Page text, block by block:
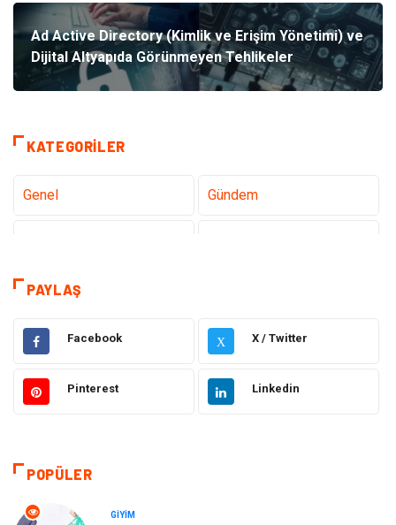
Ad Active Directory (Kimlik ve Erişim Yönetimi) ve
Dijital Altyapıda Görünmeyen Tehlikeler
KATEGORILER
Genel Gündem
Sağlık
Elektrik Elektronik Gıda
Giyim Ulaşım ve Taşımacılık
Alışveriş
Otomotiv
PAYLAŞ
Facebook X X / Twitter
Pinterest Linkedin
POPÜLER
GIYIM